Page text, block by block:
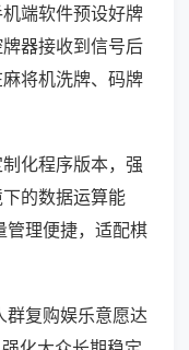
端软件预设好牌
器接收到信号后
将机洗牌、码牌
化程序版本，强
的数据运算能
管理便捷，适配棋
群复购娱乐意愿达